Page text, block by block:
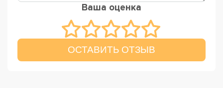
Ваша оценка
ОСТАВИТЬ ОТЗЫВ